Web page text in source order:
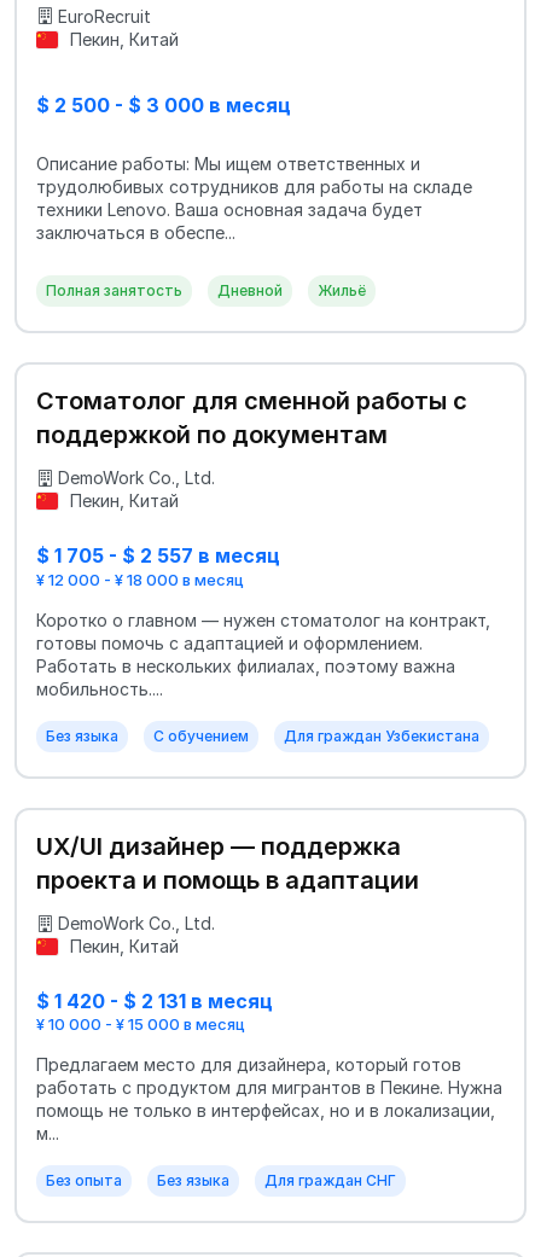
EuroRecruit
Пекин, Китай
$ 2 500 - $ 3 000 в месяц
Описание работы: Мы ищем ответственных и
трудолюбивых сотрудников для работы на складе
техники Lenovo. Ваша основная задача будет
заключаться в обеспе...
Полная занятость Дневной Жильё
Стоматолог для сменной работы с
поддержкой по документам
DemoWork Co., Ltd.
Пекин, Китай
$ 1 705 - $ 2 557 в месяц
¥ 12 000 - ¥ 18 000 в месяц
Коротко о главном — нужен стоматолог на контракт,
готовы помочь с адаптацией и оформлением.
Работать в нескольких филиалах, поэтому важна
мобильность....
Без языка С обучением Для граждан Узбекистана
UX/UI дизайнер — поддержка
проекта и помощь в адаптации
DemoWork Co., Ltd.
Пекин, Китай
$ 1 420 - $ 2 131 в месяц
¥ 10 000 - ¥ 15 000 в месяц
Предлагаем место для дизайнера, который готов
работать с продуктом для мигрантов в Пекине. Нужна
помощь не только в интерфейсах, но и в локализации,
м...
Без опыта Без языка Для граждан СНГ